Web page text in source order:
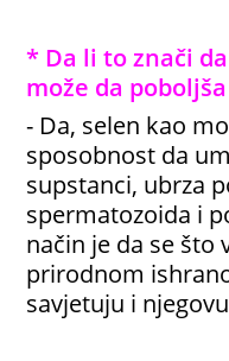
* Da li to znači
može da
- Da, selen kao
sposobnost da
supstanci, ubrza
spermatozoida i
način je da se što
prirodnom
savjetuju i